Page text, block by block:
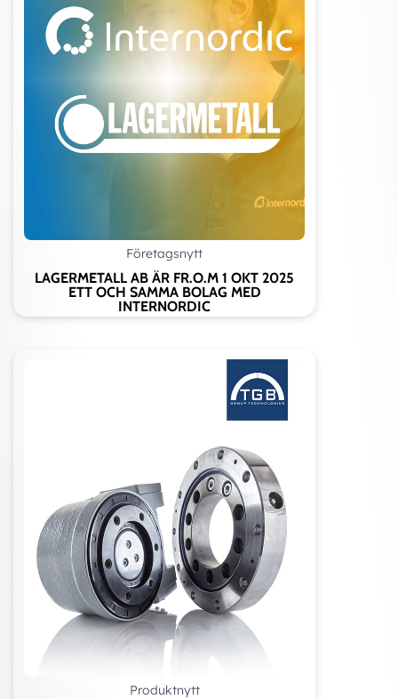
Företagsnytt
LAGERMETALL AB ÄR FR.O.M 1 OKT 2025
ETT OCH SAMMA BOLAG MED
INTERNORDIC
Produktnytt